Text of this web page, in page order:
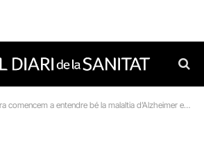
a entendre bé la malaltia d’Alzheimer en la síndrome de Down»